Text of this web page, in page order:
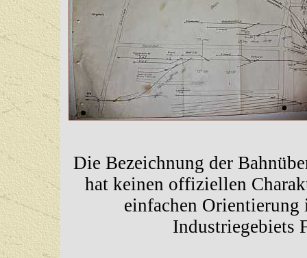
Die Bezeichnung der
hat keinen offiziellen
einfachen
Industriegebiets